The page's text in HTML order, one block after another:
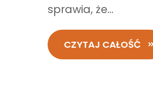
sprawia, że...
CZYTAJ CAŁOŚĆ